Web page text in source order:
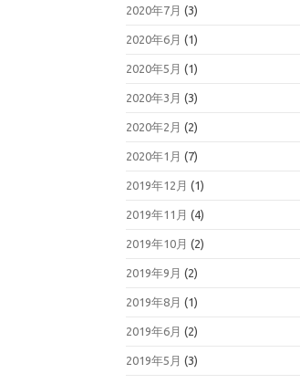
2020年7月 (3)
2020年6月 (1)
2020年5月 (1)
2020年3月 (3)
2020年2月 (2)
2020年1月 (7)
2019年12月 (1)
2019年11月 (4)
2019年10月 (2)
2019年9月 (2)
2019年8月 (1)
2019年6月 (2)
2019年5月 (3)